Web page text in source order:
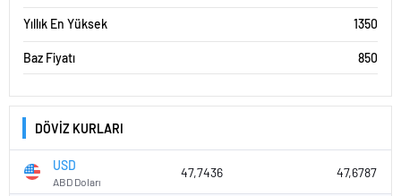
Yıllık En Yüksek 1350
Baz Fiyatı 850
DÖVİZ KURLARI
USD
ABD Doları
47,7436 47,6787